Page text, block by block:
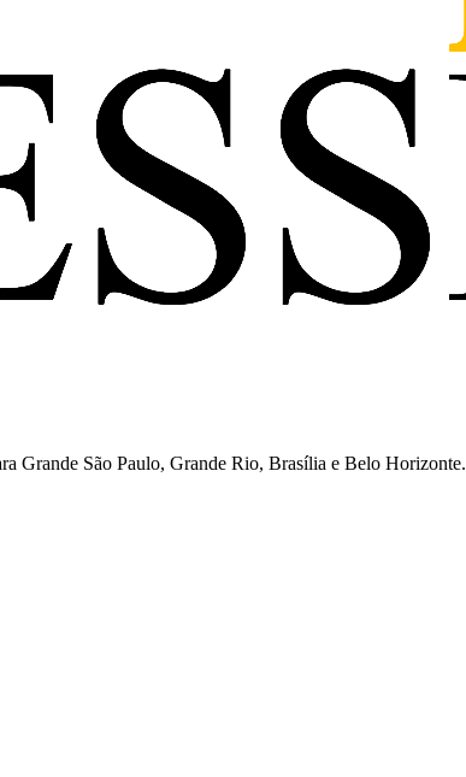
Grande São Paulo, Grande Rio, Brasília e Belo Horizonte.